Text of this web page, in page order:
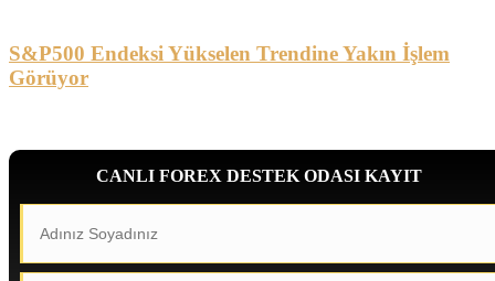
S&P500 Endeksi Yükselen Trendine Yakın İşlem
Görüyor
CANLI FOREX DESTEK ODASI KAYIT